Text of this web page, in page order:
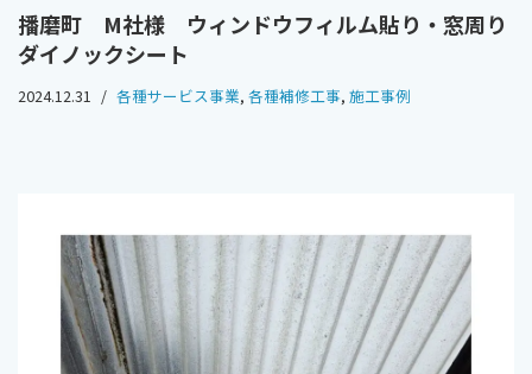
播磨町 M社様 ウィンドウフィルム貼り・窓周り
ダイノックシート
2024.12.31 各種サービス事業, 各種補修工事, 施工事例